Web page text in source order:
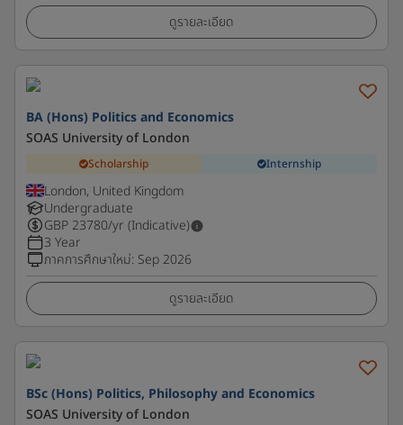
ดูรายละเอียด
BA (Hons) Politics and Economics
SOAS University of London
Scholarship Internship
London, United Kingdom
Undergraduate
GBP 23780/yr (Indicative)
3 Year
ภาคการศึกษาใหม่: Sep 2026
ดูรายละเอียด
BSc (Hons) Politics, Philosophy and Economics
SOAS University of London